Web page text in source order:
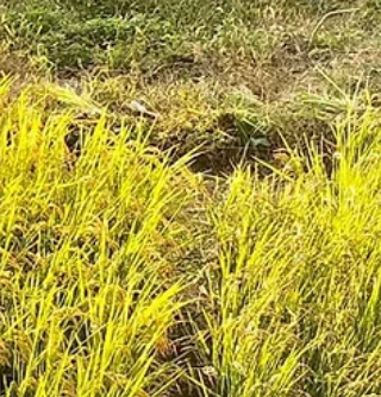
『健勝リレーセミナー』が地場産業振興セン
ーにて行われました。 味蕾マイスターでおな
み 『土の味』代表 山内 外茂男氏が提案
れ、14人の食や健康...